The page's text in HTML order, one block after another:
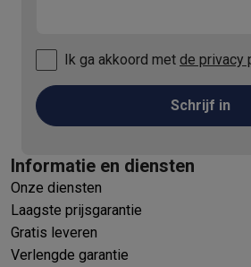
Ik ga akkoord met de privacy
Schrijf in
Informatie en diensten
Onze diensten
Laagste prijsgarantie
Gratis leveren
Verlengde garantie